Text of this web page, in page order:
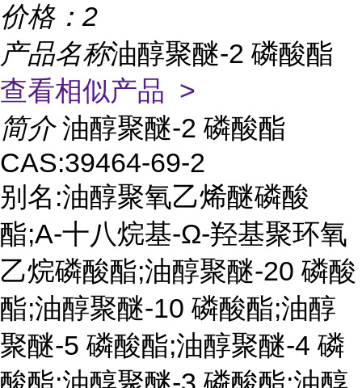
价格： 2
产品名称油醇聚醚-2 磷酸酯
查看相似产品 >
简介 油醇聚醚-2 磷酸酯
CAS:39464-69-2
别名:油醇聚氧乙烯醚磷酸
酯;Α-十八烷基-Ω-羟基聚环氧
乙烷磷酸酯;油醇聚醚-20 磷酸
酯;油醇聚醚-10 磷酸酯;油醇
聚醚-5 磷酸酯;油醇聚醚-4 磷